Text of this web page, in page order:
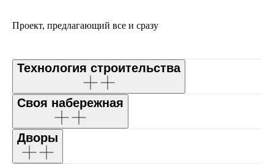
Проект, предлагающий все и сразу
Технология строительства
Своя набережная
Дворы